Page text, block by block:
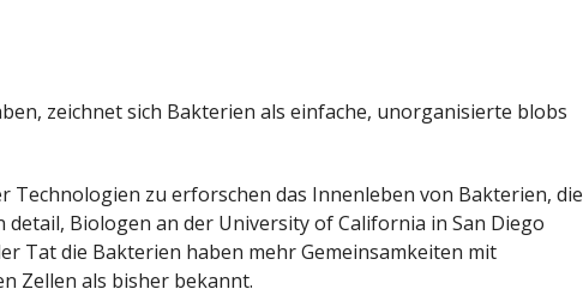
zeichnet sich Bakterien als einfache, unorganisierte blobs
Technologien zu erforschen das Innenleben von Bakterien, die
detail, Biologen an der University of California in San Diego
Tat die Bakterien haben mehr Gemeinsamkeiten mit
Zellen als bisher bekannt.